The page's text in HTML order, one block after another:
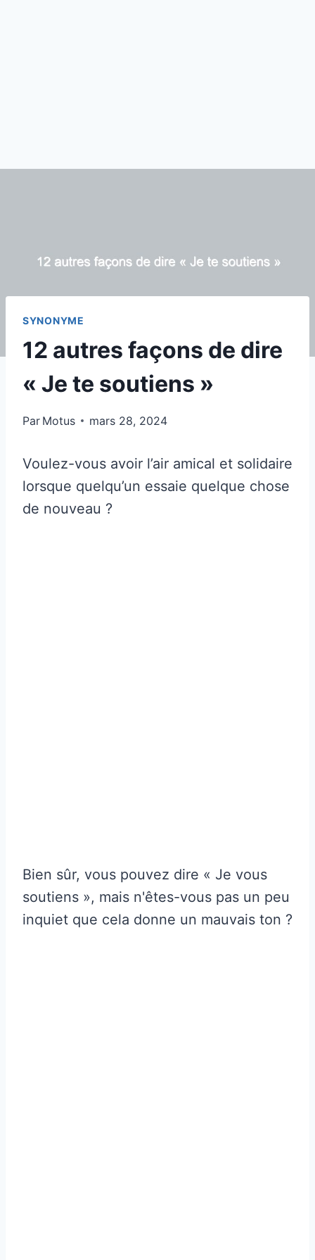
SYNONYME
12 autres façons de dire
« Je te soutiens »
Par Motus mars 28, 2024
Voulez-vous avoir l’air amical et solidaire
lorsque quelqu’un essaie quelque chose
de nouveau ?
Bien sûr, vous pouvez dire « Je vous
soutiens », mais n'êtes-vous pas un peu
inquiet que cela donne un mauvais ton ?